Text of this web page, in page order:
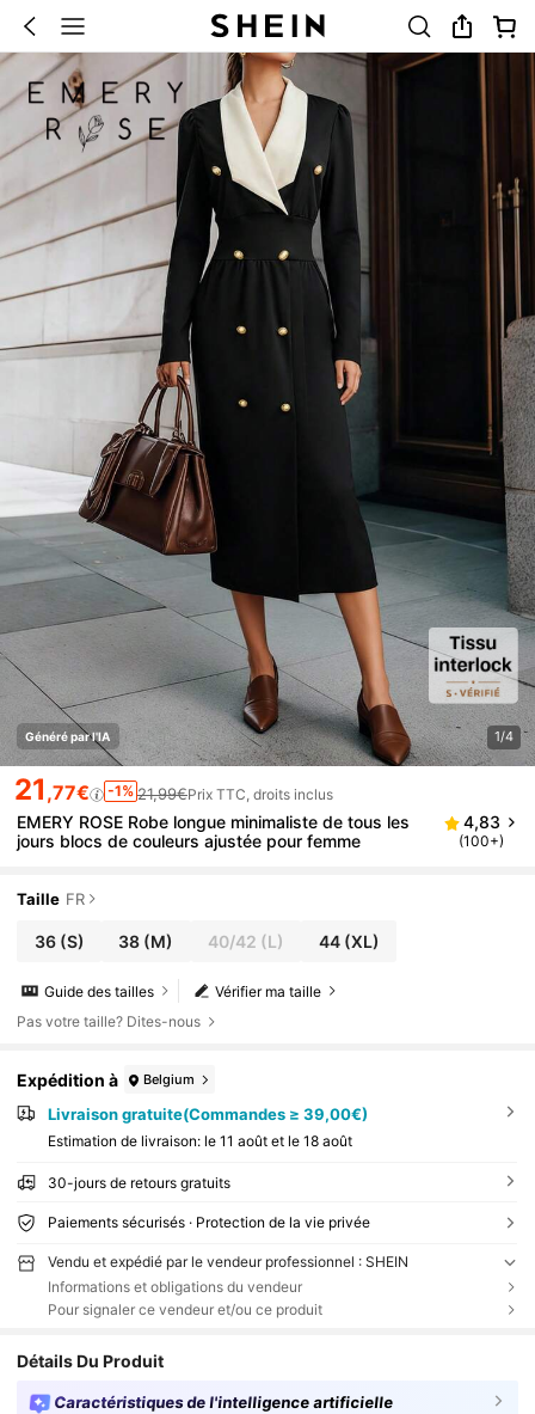
Généré par l'IA 1/4
21 ,77€ -1% 21,99€Prix TTC, droits inclus
EMERY ROSE Robe longue minimaliste de tous les
jours blocs de couleurs ajustée pour femme
4,83
(100+)
Taille FR
36(S) 38 (M) 40/42 (L) 44(XL)
Vérifier ma taille
Guide des tailles
Pas votre taille? Dites-nous
Expédition à Belgium
Livraison gratuite(Commandes ≥ 39,00€)
Estimation de livraison: le 11 août et le 18 août
30-jours de retours gratuits
Paiements sécurisés · Protection de la vie privée
Vendu et expédié par le vendeur professionnel : SHEIN
Informations et obligations du vendeur
Pour signaler ce vendeur et/ou ce produit
Détails Du Produit
Caractéristiques de l'intelligence artificielle